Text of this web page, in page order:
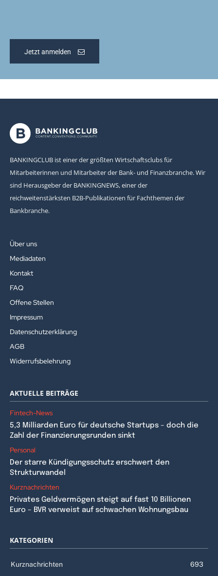
Jetzt anmelden
BANKINGCLUB ist einer der größten Wirtschaftsclubs für
Mitarbeiterinnen und Mitarbeiter der Bank- und Finanzbranche. Wir
sind Herausgeber der BANKINGNEWS, einer der
reichweitenstärksten B2B-Publikationen für Fachthemen der
Bankbranche.
Über uns
Mediadaten
Kontakt
FAQ
Offene Stellen
Impressum
Datenschutzerklärung
AGB
Widerrufsbelehrung
AKTUELLE BEITRÄGE
Fintech-News
5,3 Milliarden Euro für deutsche Startups – doch die
Zahl der Finanzierungsrunden sinkt
Personal
Der starre Kündigungsschutz erschwert den
Strukturwandel
Kurznachrichten
Privates Geldvermögen steigt auf fast 10 Billionen
Euro – BVR verweist auf schwachen Wohnungsbau
KATEGORIEN
Kurznachrichten
693